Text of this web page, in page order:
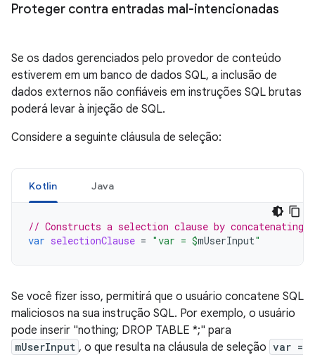
Proteger contra entradas mal-intencionadas
Se os dados gerenciados pelo provedor de conteúdo
estiverem em um banco de dados SQL, a inclusão de
dados externos não confiáveis em instruções SQL brutas
poderá levar à injeção de SQL.
Considere a seguinte cláusula de seleção:
Kotlin Java
// Constructs a selection clause by concatenating
var selectionClause = "var = $mUserInput"
Se você fizer isso, permitirá que o usuário concatene SQL
maliciosos na sua instrução SQL. Por exemplo, o usuário
pode inserir "nothing; DROP TABLE *;" para
mUserInput , o que resulta na cláusula de seleção var =